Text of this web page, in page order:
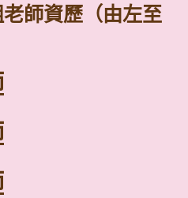
準指導師認證課程
專業三級(AF)
師資歷（由左至
士